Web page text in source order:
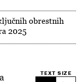
obrestnih
2025
TEXT SIZE